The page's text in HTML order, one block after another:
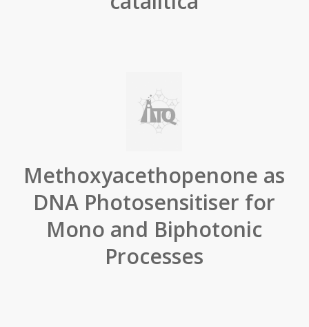
Methoxyacethopenone as
DNA Photosensitiser for
Mono and Biphotonic
Processes